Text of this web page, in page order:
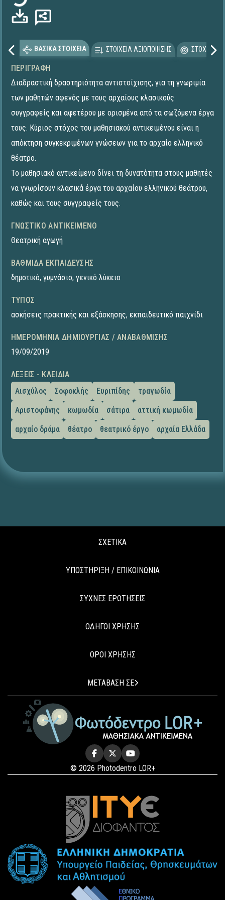
ΒΑΣΙΚΑ ΣΤΟΙΧΕΙΑ ΣΤΟΙΧΕΙΑ ΑΞΙΟΠΟΙΗΣΗΣ
ΠΕΡΙΓΡΑΦΉ
Διαδραστική δραστηριότητα αντιστοίχισης, για τη γνωριμία
των μαθητών αφενός με τους αρχαίους κλασικούς
συγγραφείς και αφετέρου με ορισμένα από τα σωζόμενα έργα
τους. Κύριος στόχος του μαθησιακού αντικειμένου είναι η
απόκτηση συγκεκριμένων γνώσεων για το αρχαίο ελληνικό
θέατρο.
Το μαθησιακό αντικείμενο δίνει τη δυνατότητα στους μαθητές
να γνωρίσουν κλασικά έργα του αρχαίου ελληνικού θεάτρου,
καθώς και τους συγγραφείς τους.
ΓΝΩΣΤΙΚΌ ΑΝΤΙΚΕΊΜΕΝΟ
Θεατρική αγωγή
ΒΑΘΜΊΔΑ ΕΚΠΑΊΔΕΥΣΗΣ
δημοτικό, γυμνάσιο, γενικό λύκειο
ΤΎΠΟΣ
ασκήσεις πρακτικής και εξάσκησης, εκπαιδευτικό παιχνίδι
ΗΜΕΡΟΜΗΝΊΑ ΔΗΜΙΟΥΡΓΊΑΣ / ΑΝΑΒΆΘΜΙΣΗΣ
19/09/2019
ΛΈΞΕΙΣ - ΚΛΕΙΔΙΆ
Αισχύλος
Σοφοκλής Ευριπίδης
τραγωδία
Αριστοφάνης
κωμωδία σάτιρα
αττική κωμωδία
αρχαίο δράμα
θέατρο θεατρικό έργο αρχαία Ελλάδα
ΣΧΕΤΙΚΑ
ΥΠΟΣΤΗΡΙΞΗ / ΕΠΙΚΟΙΝΩΝΙΑ
ΣΥΧΝΕΣ ΕΡΩΤΗΣΕΙΣ
ΟΔΗΓΟΙ ΧΡΗΣΗΣ
ΟΡΟΙ ΧΡΗΣΗΣ
ΜΕΤΑΒΑΣΗ ΣΕ
© 2026 Photodentro LOR+